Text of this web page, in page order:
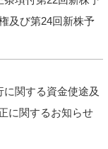
及び第24回新株予
に関する資金使途及
に関するお知らせ